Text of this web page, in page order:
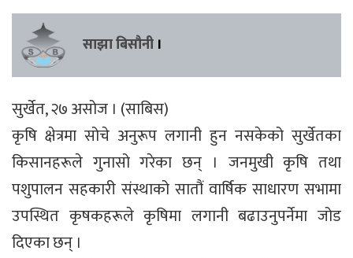
साझा बिसौनी ।
सुर्खेत, २७ असोज । (साबिस)
कृषि क्षेत्रमा सोचे अनुरूप लगानी हुन नसकेको सुर्खेतका
किसानहरूले गुनासो गरेका छन् । जनमुखी कृषि तथा
पशुपालन सहकारी संस्थाको सातौं वार्षिक साधारण सभामा
उपस्थित कृषकहरूले कृषिमा लगानी बढाउनुपर्नेमा जोड
दिएका छन् ।